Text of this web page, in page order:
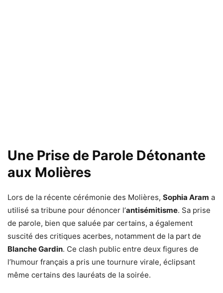
Une Prise de Parole Détonante
aux Molières
Lors de la récente cérémonie des Molières, Sophia Aram a
utilisé sa tribune pour dénoncer l’antisémitisme. Sa prise
de parole, bien que saluée par certains, a également
suscité des critiques acerbes, notamment de la part de
Blanche Gardin. Ce clash public entre deux figures de
l’humour français a pris une tournure virale, éclipsant
même certains des lauréats de la soirée.